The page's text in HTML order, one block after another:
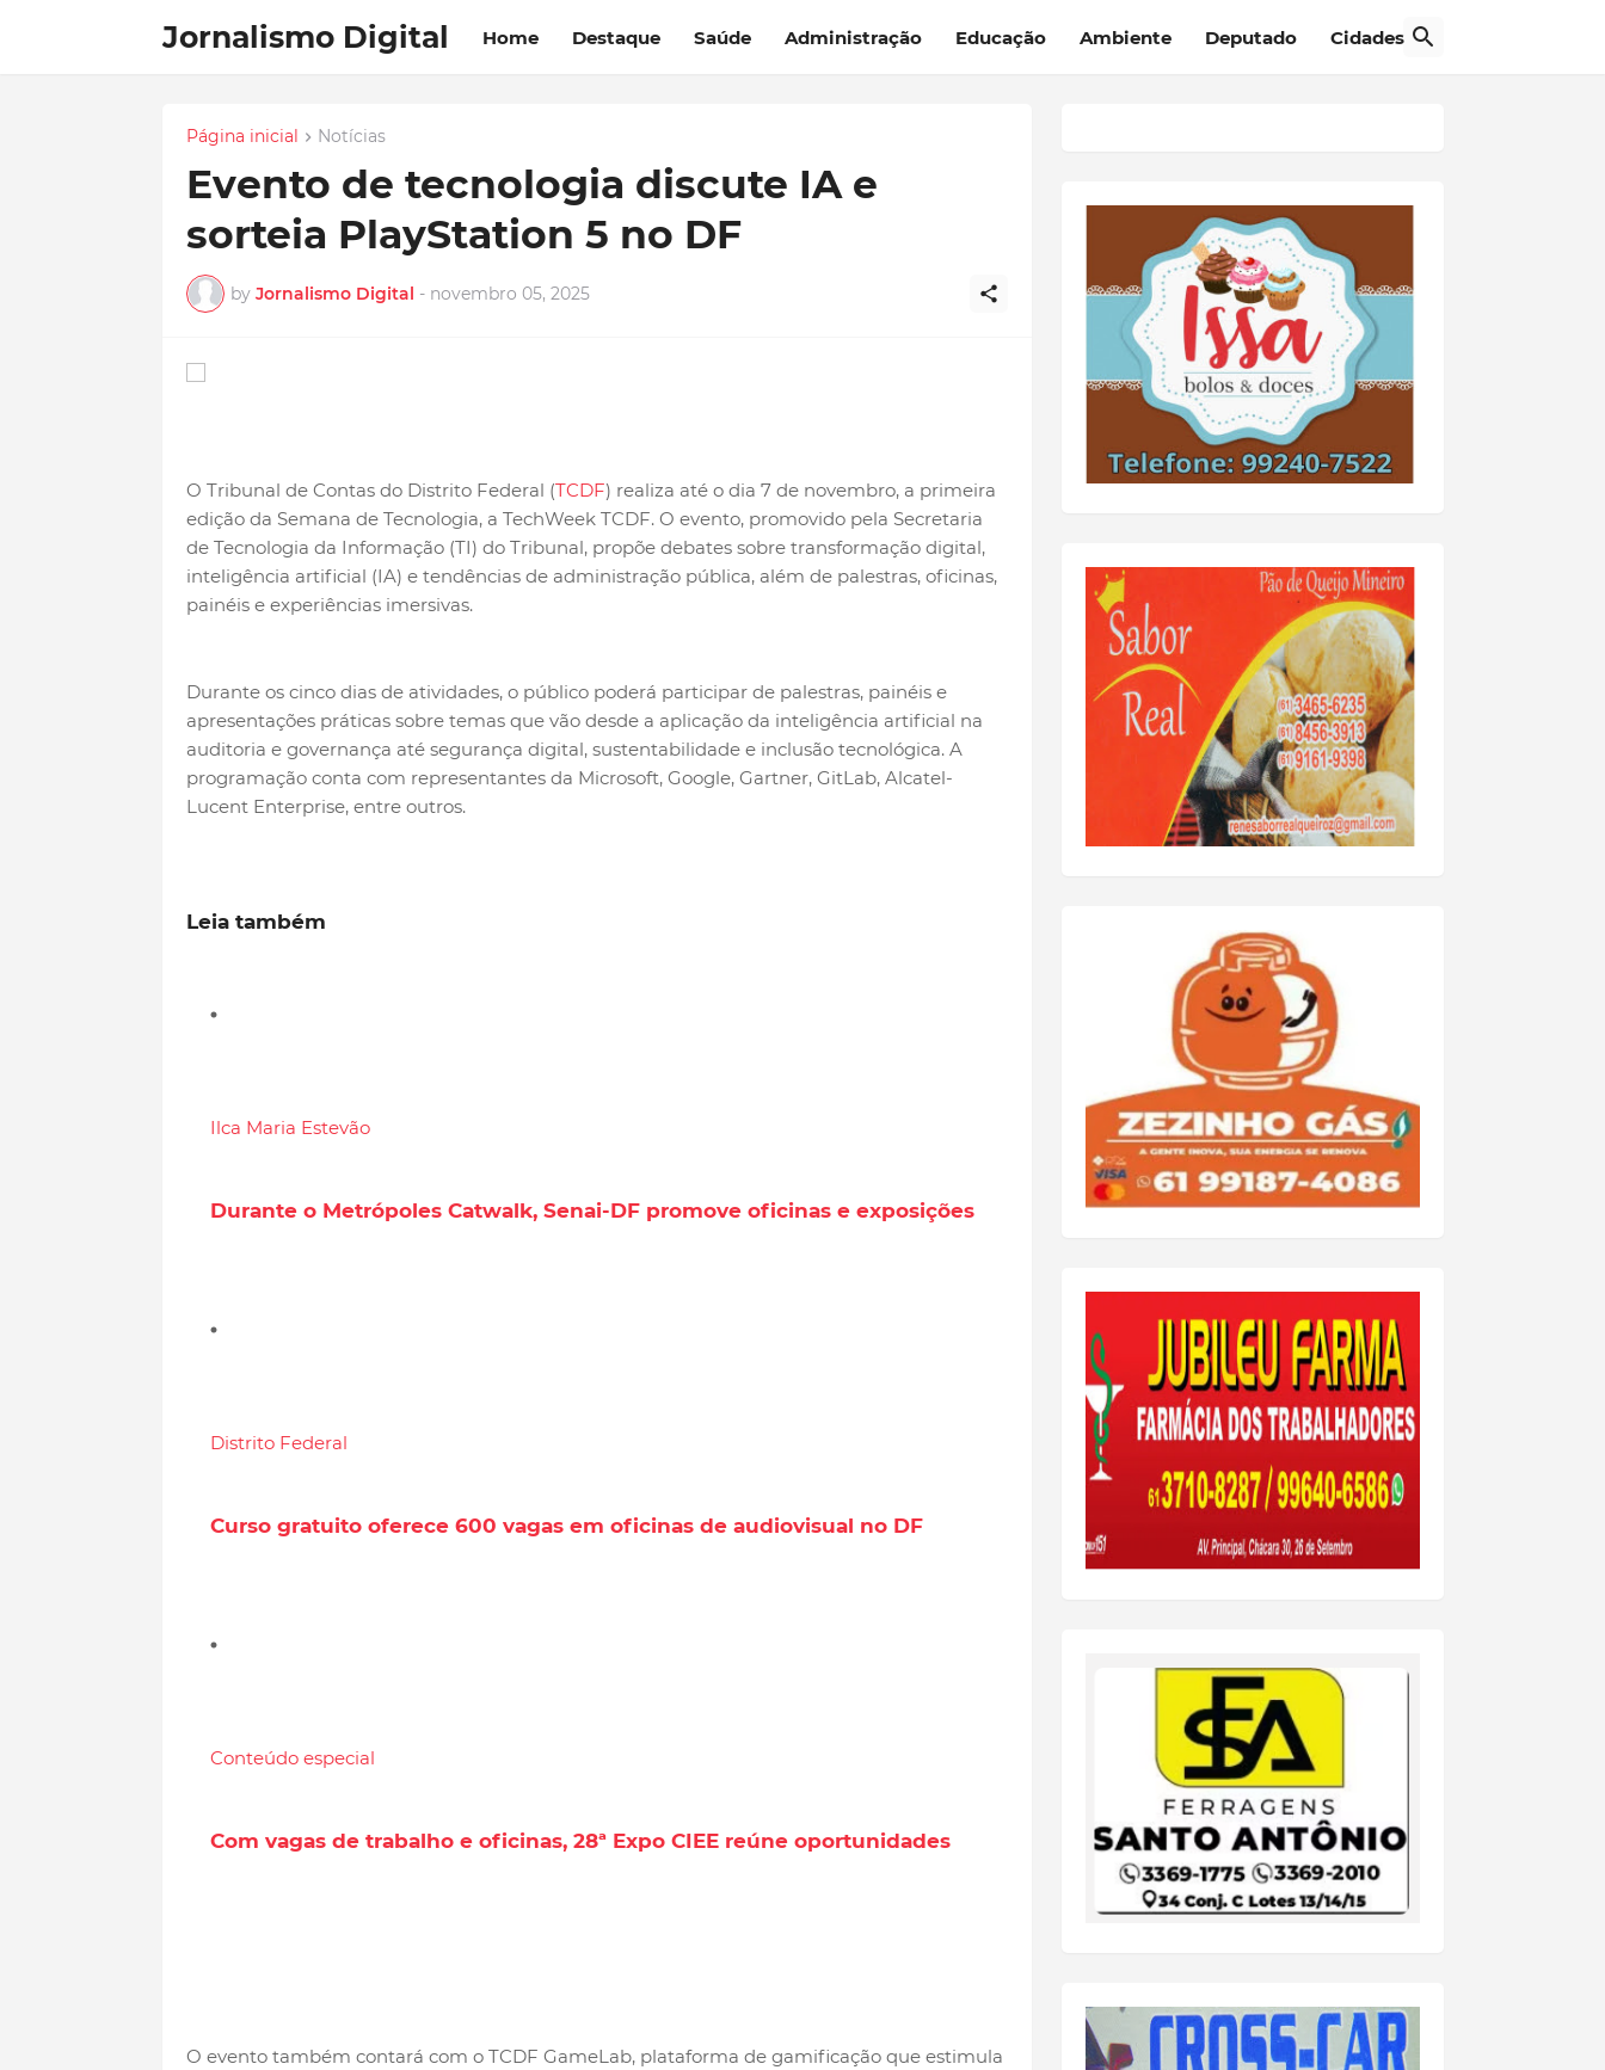
Jornalismo Digital Home Destaque Saúde Administração Educação Ambiente Deputado Cidades
Página inicial Notícias
Evento de tecnologia discute IA e
sorteia PlayStation 5 no DF
by Jornalismo Digital - novembro 05, 2025
O Tribunal de Contas do Distrito Federal (TCDF) realiza até o dia 7 de novembro, a primeira
edição da Semana de Tecnologia, a TechWeek TCDF. O evento, promovido pela Secretaria
de Tecnologia da Informação (TI) do Tribunal, propõe debates sobre transformação digital,
inteligência artificial (IA) e tendências de administração pública, além de palestras, oficinas,
painéis e experiências imersivas.
Durante os cinco dias de atividades, o público poderá participar de palestras, painéis e
apresentações práticas sobre temas que vão desde a aplicação da inteligência artificial na
auditoria e governança até segurança digital, sustentabilidade e inclusão tecnológica. A
programação conta com representantes da Microsoft, Google, Gartner, GitLab, Alcatel-
Lucent Enterprise, entre outros.
Leia também
Ilca Maria Estevão
Durante o Metrópoles Catwalk, Senai-DF promove oficinas e exposições
Distrito Federal
Curso gratuito oferece 600 vagas em oficinas de audiovisual no DF
Conteúdo especial
Com vagas de trabalho e oficinas, 28ª Expo CIEE reúne oportunidades
O evento também contará com o TCDF GameLab, plataforma de gamificação que estimula